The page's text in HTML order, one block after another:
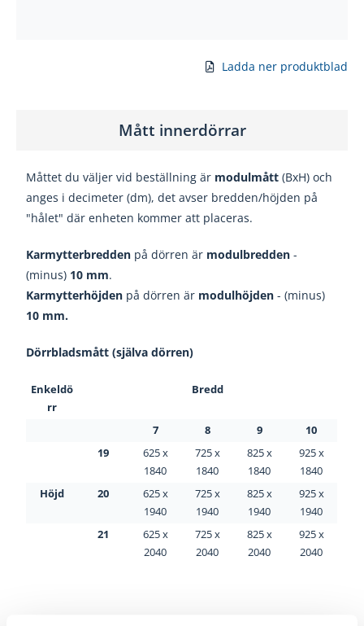
Ladda ner produktblad
Mått innerdörrar
Måttet du väljer vid beställning är modulmått (BxH) och
anges i decimeter (dm), det avser bredden/höjden på
"hålet" där enheten kommer att placeras.
Karmytterbredden på dörren är modulbredden -
(minus) 10 mm.
Karmytterhöjden på dörren är modulhöjden - (minus)
10 mm.
Dörrbladsmått (själva dörren)
Enkeldö
rr
Bredd
7 8 9
10
19
625 x
1840
725 x
1840
825 x
1840
925 x
1840
Höjd
20
625 x
1940
725 x
1940
825 x
1940
925 x
1940
21
625 x
2040
725 x
2040
825 x
2040
925 x
2040